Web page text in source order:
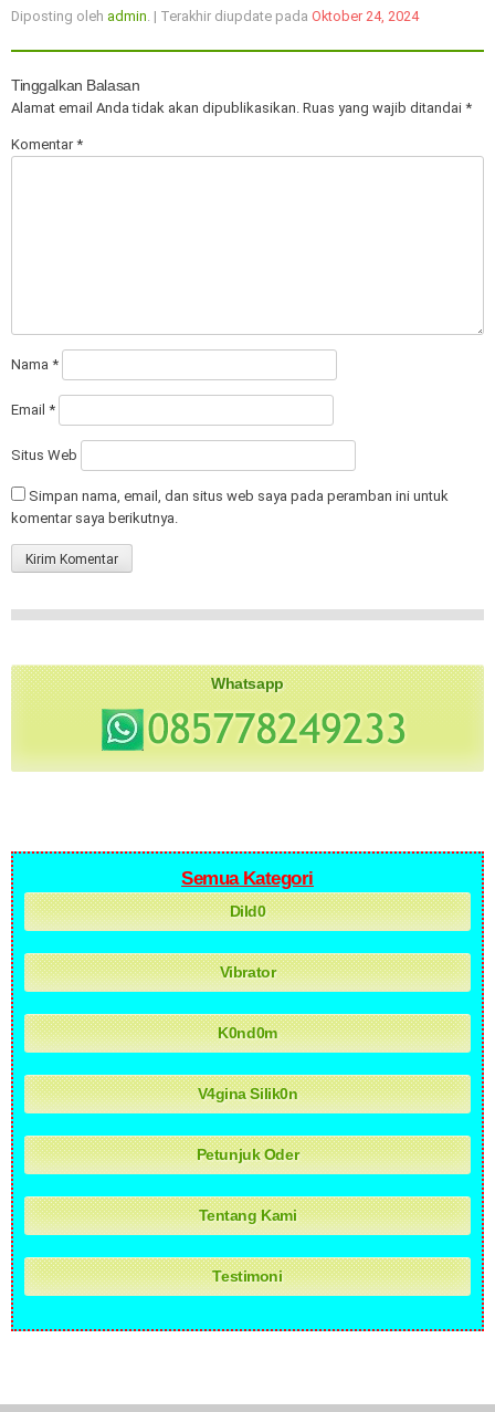
Diposting oleh admin. | Terakhir diupdate pada Oktober 24, 2024
Tinggalkan Balasan
Alamat email Anda tidak akan dipublikasikan. Ruas yang wajib ditandai *
Komentar*
Nama *
Email *
Situs Web
Simpan nama, email, dan situs web saya pada peramban ini untuk
komentar saya berikutnya.
Whatsapp
Semua Kategori
Dild0
Vibrator
K0nd0m
V4gina Silik0n
Petunjuk Oder
Tentang Kami
Testimoni